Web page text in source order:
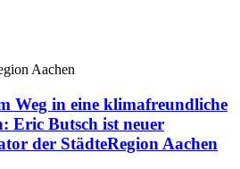
Aachen
Weg in eine klimafreundliche
Eric Butsch ist neuer
der StädteRegion Aachen